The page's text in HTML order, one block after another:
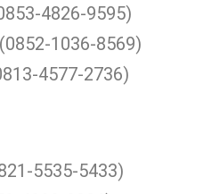
4826-9595)
1036-8569)
4577-2736)
5535-5433)